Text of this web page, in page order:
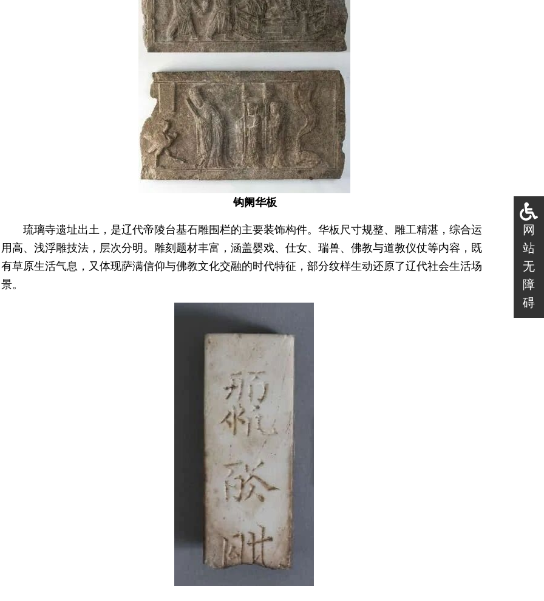
网
站
无
障
碍
钩阑华板
琉璃寺遗址出土，是辽代帝陵台基石雕围栏的主要装饰构件。华板尺寸规整、雕工精湛，综合运
用高、浅浮雕技法，层次分明。雕刻题材丰富，涵盖婴戏、仕女、瑞兽、佛教与道教仪仗等内容，既
有草原生活气息，又体现萨满信仰与佛教文化交融的时代特征，部分纹样生动还原了辽代社会生活场
景。